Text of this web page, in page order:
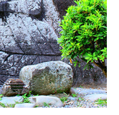
学生対象キッズ・ラ